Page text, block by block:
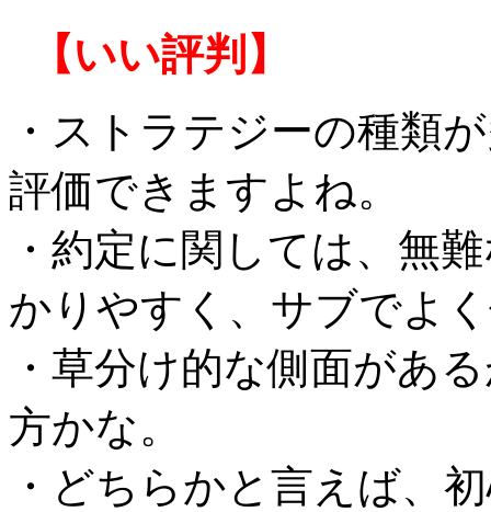
【いい評判】
・ストラテジーの種類
評価できますよね。
・約定に関しては、無
かりやすく、サブでよ
・草分け的な側面があ
方かな。
・どちらかと言えば、